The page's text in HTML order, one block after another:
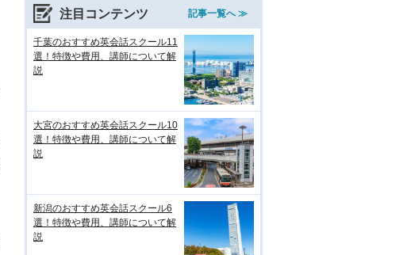
注目コンテンツ 記事一覧へ ≫
千葉のおすすめ英会話スクール11
選！特徴や費用、講師について解
説
大宮のおすすめ英会話スクール10
選！特徴や費用、講師について解
説
新潟のおすすめ英会話スクール6
選！特徴や費用、講師について解
説